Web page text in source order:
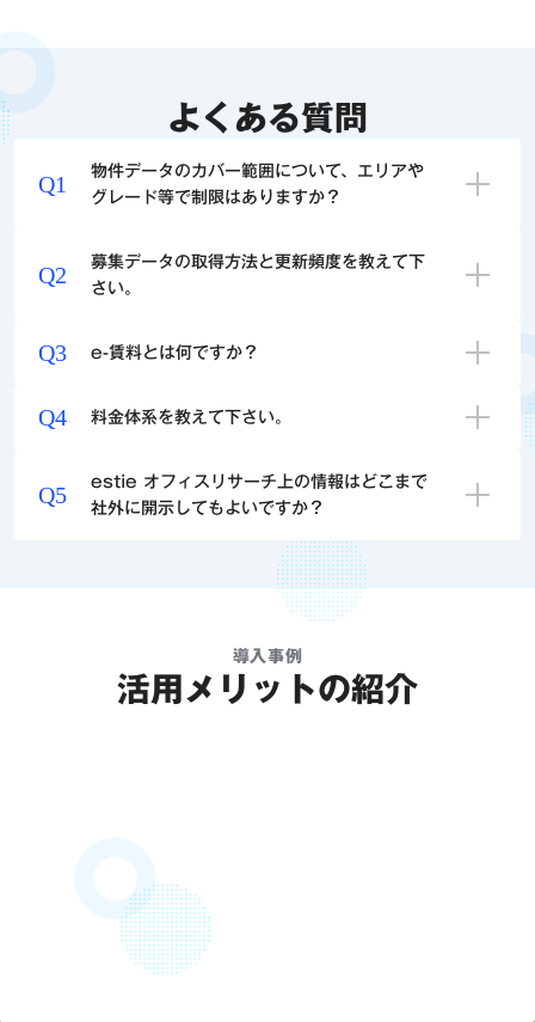
よくある質問
物件データのカバー範囲について、エリアや
グレード等で制限はありますか？
Q1
募集データの取得方法と更新頻度を教えて下
さい。​
Q2
e-賃料とは何ですか？
Q3
料金体系を教えて下さい。
Q4
estie オフィスリサーチ上の情報はどこまで
社外に開示してもよいですか？
Q5
導入事例
活用メリットの紹介